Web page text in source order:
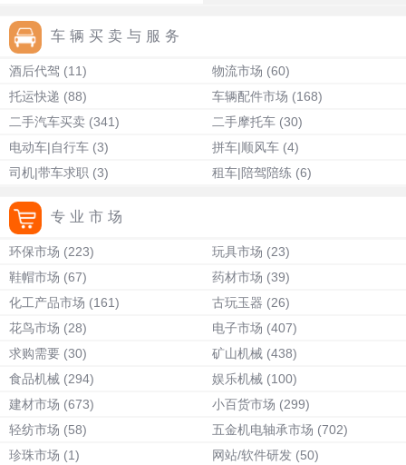
车辆买卖与服务
酒后代驾 (11) 物流市场 (60)
托运快递 (88) 车辆配件市场 (168)
二手汽车买卖 (341) 二手摩托车 (30)
电动车|自行车 (3) 拼车|顺风车 (4)
司机|带车求职 (3) 租车|陪驾陪练 (6)
专业市场
环保市场 (223) 玩具市场 (23)
鞋帽市场 (67) 药材市场 (39)
化工产品市场 (161) 古玩玉器 (26)
花鸟市场 (28) 电子市场 (407)
求购需要 (30) 矿山机械 (438)
食品机械 (294) 娱乐机械 (100)
建材市场 (673) 小百货市场 (299)
轻纺市场 (58) 五金机电轴承市场 (702)
珍珠市场 (1) 网站/软件研发 (50)